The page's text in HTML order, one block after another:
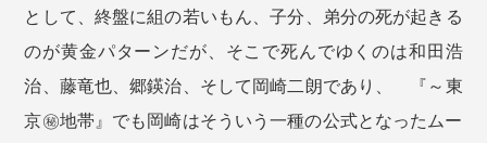
として、終盤に組の若いもん、子分、弟分の死が起きる
のが黄金パターンだが、そこで死んでゆくのは和田浩
治、藤竜也、郷鍈治、そして岡崎二朗であり、 『～東
京㊙︎地帯』でも岡崎はそういう一種の公式となったムー